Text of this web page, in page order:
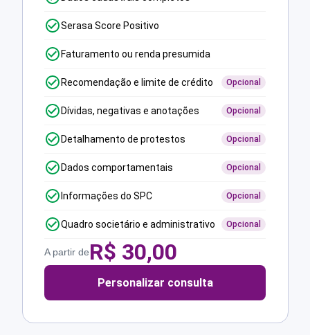
Serasa Score Positivo
Faturamento ou renda presumida
Recomendação e limite de crédito Opcional
Dívidas, negativas e anotações Opcional
Detalhamento de protestos Opcional
Dados comportamentais Opcional
Informações do SPC Opcional
Quadro societário e administrativo Opcional
A partir deR$ 30,00
Personalizar consulta